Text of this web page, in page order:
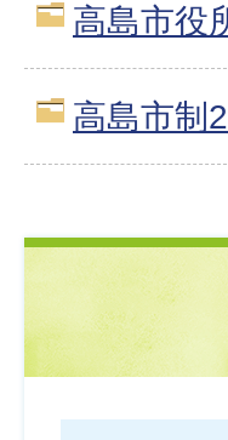
高島市役
高島市制